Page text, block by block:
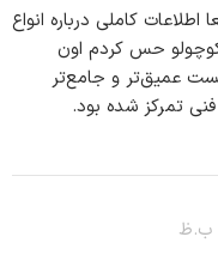
کاملی درباره انواع
حس کردم اون
عمیق‌تر و جامع‌تر
تمرکز شده بود.